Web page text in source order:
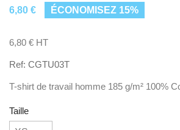
6,80 €
ÉCONOMISEZ 15%
6,80 € HT
Ref: CGTU03T
T-shirt de travail homme 185 g/m² 100%
Taille